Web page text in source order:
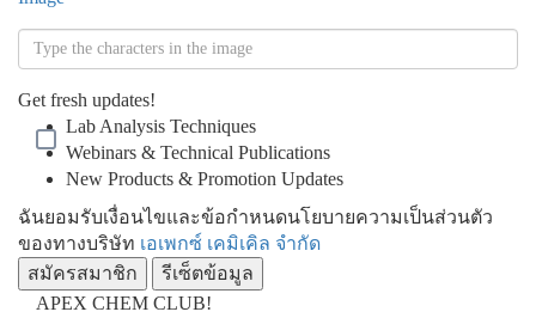
Get fresh updates!
Lab Analysis Techniques
Webinars & Technical Publications
New Products & Promotion Updates
ฉันยอมรับเงื่อนไขและข้อกำหนดนโยบายความเป็นส่วนตัว
ของทางบริษัท เอเพกซ์ เคมิเคิล จำกัด
รีเซ็ตข้อมูล
APEX CHEM CLUB!